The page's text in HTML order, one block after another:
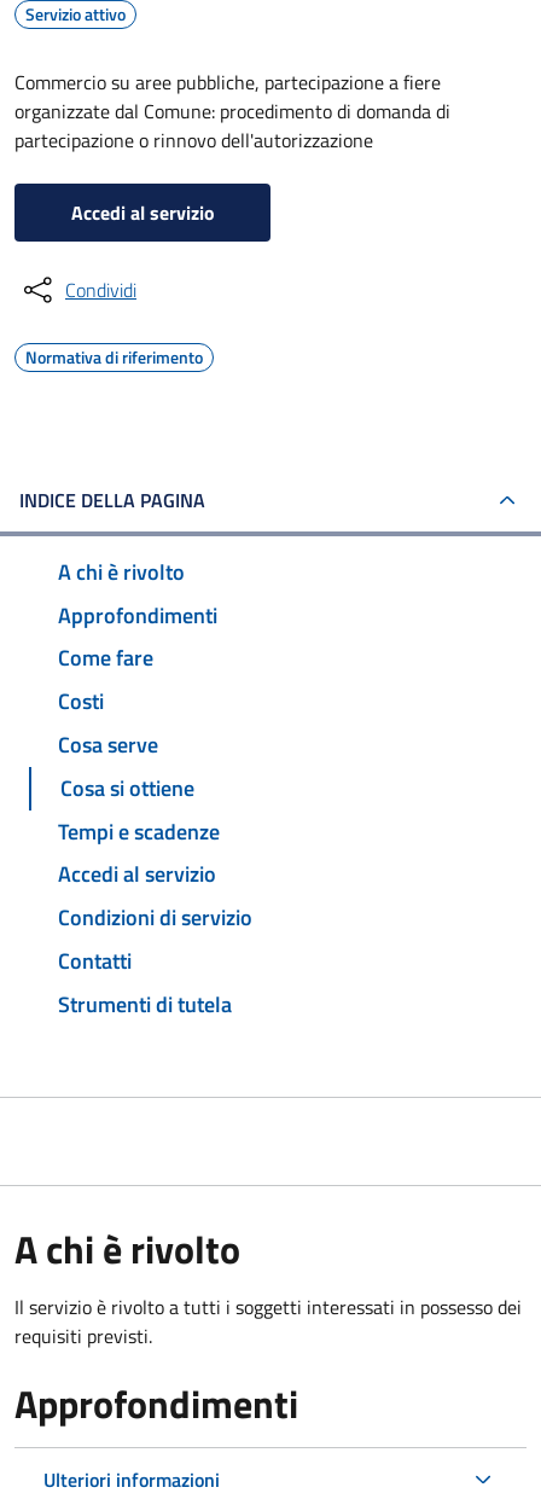
Servizio attivo
Commercio su aree pubbliche, partecipazione a fiere
organizzate dal Comune: procedimento di domanda di
partecipazione o rinnovo dell'autorizzazione
Accedi al servizio
Condividi
Normativa di riferimento
INDICE DELLA PAGINA
A chi è rivolto
Approfondimenti
Come fare
Costi
Cosa serve
Cosa si ottiene
Tempi e scadenze
Accedi al servizio
Condizioni di servizio
Contatti
Strumenti di tutela
A chi è rivolto
Il servizio è rivolto a tutti i soggetti interessati in possesso dei
requisiti previsti.
Approfondimenti
Ulteriori informazioni